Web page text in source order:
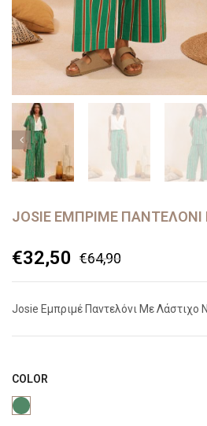
JOSIE ΕΜΠΡΙΜΈ
€64,90
€32,50
Josie Εμπριμέ Παντελόνι Με Λάστιχο
COLOR